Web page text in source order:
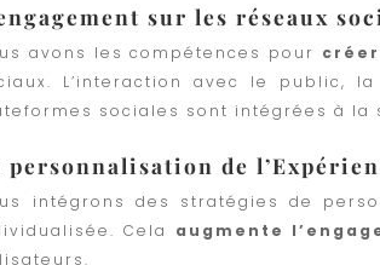
sur les réseaux
avons les compétences pour
L’interaction avec le public,
sociales sont intégrées à la
personnalisation de
intégrons des stratégies de
Cela augmente